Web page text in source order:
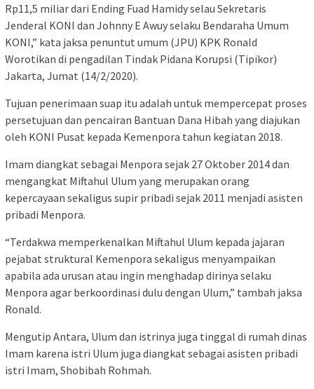
Rp11,5 miliar dari Ending Fuad Hamidy selau Sekretaris
Jenderal KONI dan Johnny E Awuy selaku Bendaraha Umum
KONI,” kata jaksa penuntut umum (JPU) KPK Ronald
Worotikan di pengadilan Tindak Pidana Korupsi (Tipikor)
Jakarta, Jumat (14/2/2020).
Tujuan penerimaan suap itu adalah untuk mempercepat proses
persetujuan dan pencairan Bantuan Dana Hibah yang diajukan
oleh KONI Pusat kepada Kemenpora tahun kegiatan 2018.
Imam diangkat sebagai Menpora sejak 27 Oktober 2014 dan
mengangkat Miftahul Ulum yang merupakan orang
kepercayaan sekaligus supir pribadi sejak 2011 menjadi asisten
pribadi Menpora.
“Terdakwa memperkenalkan Miftahul Ulum kepada jajaran
pejabat struktural Kemenpora sekaligus menyampaikan
apabila ada urusan atau ingin menghadap dirinya selaku
Menpora agar berkoordinasi dulu dengan Ulum,” tambah jaksa
Ronald.
Mengutip Antara, Ulum dan istrinya juga tinggal di rumah dinas
Imam karena istri Ulum juga diangkat sebagai asisten pribadi
istri Imam, Shobibah Rohmah.